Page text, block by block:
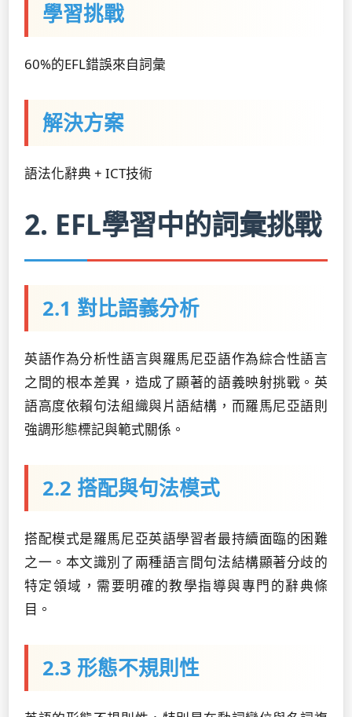
學習挑戰
60%的EFL錯誤來自詞彙
解決方案
語法化辭典 + ICT技術
2. EFL學習中的詞彙挑戰
2.1 對比語義分析
英語作為分析性語言與羅馬尼亞語作為綜合性語言
之間的根本差異，造成了顯著的語義映射挑戰。英
語高度依賴句法組織與片語結構，而羅馬尼亞語則
強調形態標記與範式關係。
2.2 搭配與句法模式
搭配模式是羅馬尼亞英語學習者最持續面臨的困難
之一。本文識別了兩種語言間句法結構顯著分歧的
特定領域，需要明確的教學指導與專門的辭典條
目。
2.3 形態不規則性